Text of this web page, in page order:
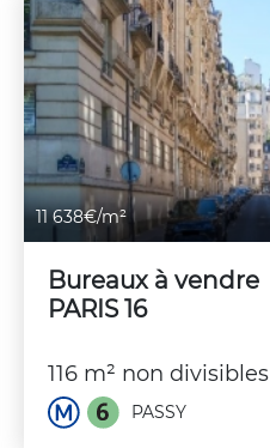
11 638€/m²
Bureaux à vendre
PARIS 16
116 m² non divisibles
PASSY